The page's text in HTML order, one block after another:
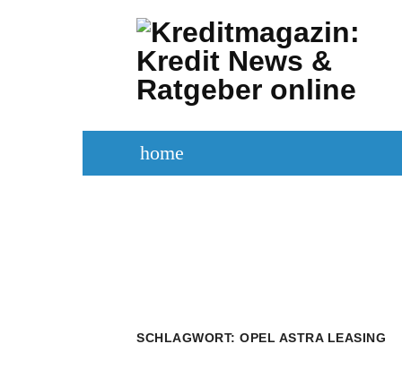
home
SCHLAGWORT: OPEL ASTRA LEASING